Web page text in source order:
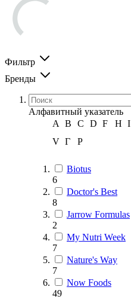
Фильтр
Бренды
Алфавитный указатель
A
B C D F H I
V Г Р
Biotus
6
Doctor's Best
8
Jarrow Formulas
2
My Nutri Week
7
Nature's Way
7
Now Foods
49